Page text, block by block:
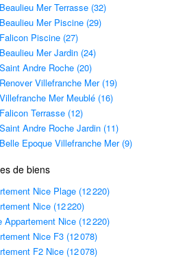
Mer Terrasse (32)
Mer Piscine (29)
Piscine (27)
Mer Jardin (24)
Andre Roche (20)
Villefranche Mer (19)
Mer Meublé (16)
Terrasse (12)
Andre Roche Jardin (11)
Epoque Villefranche Mer (9)
de biens
Nice Plage (12 220)
Nice (12 220)
Appartement Nice (12 220)
Nice F3 (12 078)
F2 Nice (12 078)